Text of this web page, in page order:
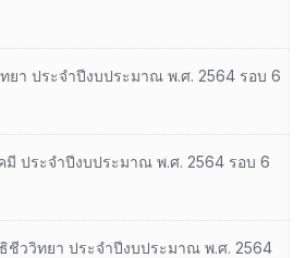
ยา ประจำปีงบประมาณ พ.ศ. 2564 รอบ 6
มี ประจำปีงบประมาณ พ.ศ. 2564 รอบ 6
ชีววิทยา ประจำปีงบประมาณ พ.ศ. 2564